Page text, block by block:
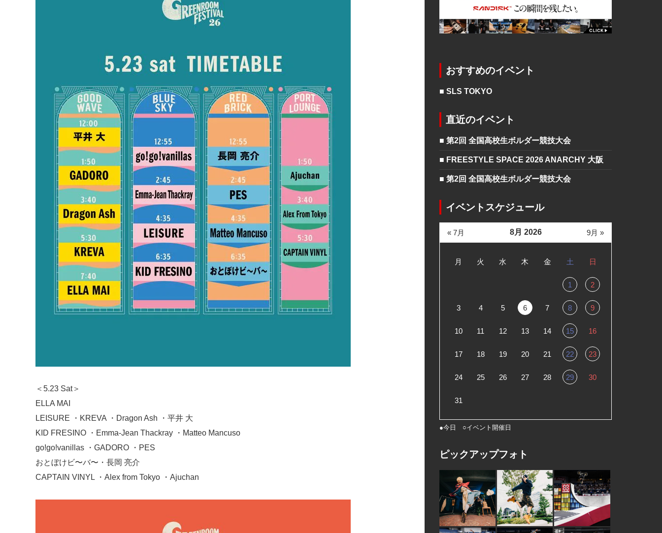
＜5.23 Sat＞
ELLA MAI
LEISURE ・KREVA ・Dragon Ash ・平井 ⼤
KID FRESINO ・Emma-Jean Thackray ・Matteo Mancuso
go!go!vanillas ・GADORO ・PES
おとぼけビ〜バ〜・⻑岡 亮介
CAPTAIN VINYL ・Alex from Tokyo ・Ajuchan
おすすめのイベント
■ SLS TOKYO
直近のイベント
■ 第2回 全国高校生ボルダー競技大会
■ FREESTYLE SPACE 2026 ANARCHY 大阪
■ 第2回 全国高校生ボルダー競技大会
イベントスケジュール
8月 2026
月 火 水 木 金 土 日
1 2
3 4 5 6 7 8 9
10 11 12 13 14 15 16
17 18 19 20 21 22 23
24 25 26 27 28 29 30
31
« 7月 9月 »
●今日 ○イベント開催日
ピックアップフォト